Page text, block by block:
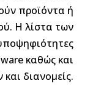
προϊόντα ή
Η λίστα των
καθώς και
διανομείς.